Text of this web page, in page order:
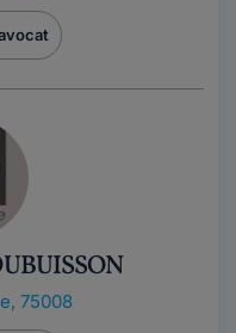
75008